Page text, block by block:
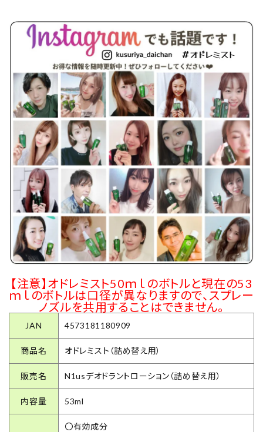
【注意】オドレミスト50ｍｌのボトルと現在の53
ｍｌのボトルは口径が異なりますので、スプレー
ノズルを共用することはできません。
JAN 4573181180909
商品名 オドレミスト（詰め替え用）
販売名 N1usデオドラントローション（詰め替え用）
内容量 53ml
〇有効成分